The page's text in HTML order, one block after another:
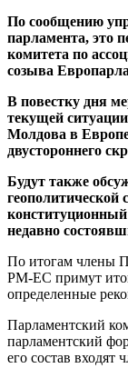
По сообщению
парламента, это
комитета по
созыва
В повестку дня
текущей
Молдова в
двустороннего
Будут также
геополитической
недавно
По итогам члены
РМ-ЕС примут
определенные
Парламентский
парламентский
его состав входят